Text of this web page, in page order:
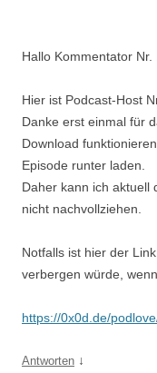
Hallo Kommentator Nr.
Hier ist Podcast-Host
Danke erst einmal für
Download
Episode runter laden.
Daher kann ich aktuell
nicht nachvollziehen.
Notfalls ist hier der
verbergen würde,
https://0x0d.de/
Antworten ↓